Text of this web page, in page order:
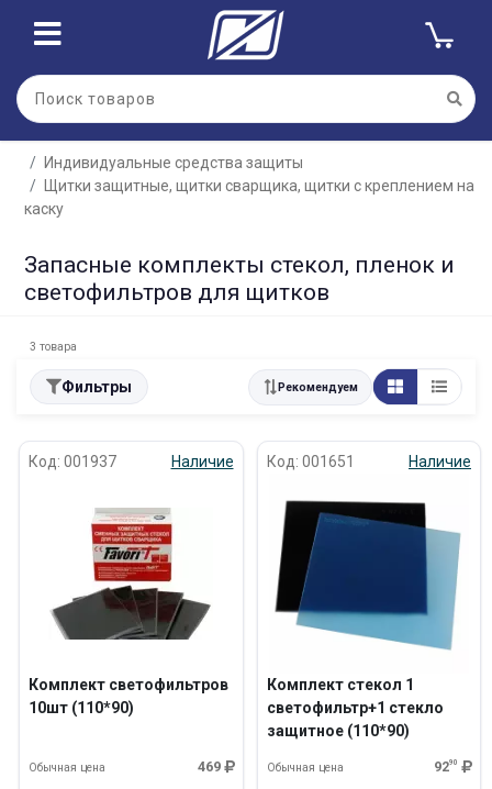
Индивидуальные средства защиты
Щитки защитные, щитки сварщика, щитки с креплением на
каску
Запасные комплекты стекол, пленок и
светофильтров для щитков
3 товара
Фильтры Рекомендуем
Код: 001937 Наличие
Комплект светофильтров
10шт (110*90)
469
Обычная цена
Код: 001651 Наличие
Комплект стекол 1
светофильтр+1 стекло
защитное (110*90)
9290
Обычная цена